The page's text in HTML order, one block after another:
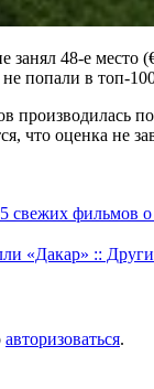
48-е место
попали в топ-
производилась
что оценка не
фильмов
«Дакар» ::
авторизоваться.